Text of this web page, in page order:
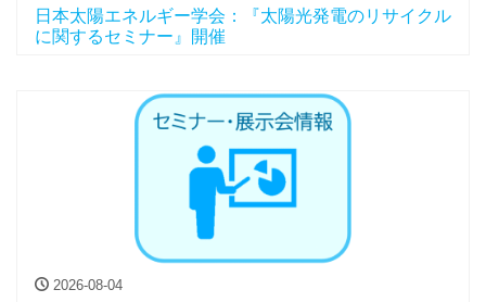
日本太陽エネルギー学会：『太陽光発電のリサイクル
に関するセミナー』開催
2026-08-04